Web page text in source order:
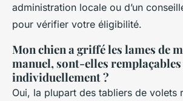
administration locale ou d’un
pour vérifier votre éligibilité.
Mon chien a griffé les lames de
manuel, sont-elles remplaçables
individuellement ?
Oui, la plupart des tabliers de volets